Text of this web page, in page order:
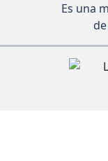
Es una
de